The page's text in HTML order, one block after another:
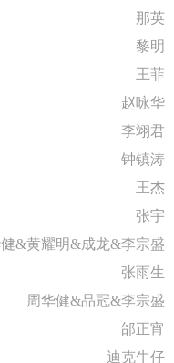
那英
黎明
王菲
赵咏华
李翊君
钟镇涛
王杰
张宇
健&黄耀明&成龙&李宗盛
张雨生
周华健&品冠&李宗盛
邰正宵
迪克牛仔